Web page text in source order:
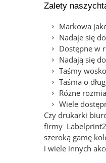
Zalety naszych
Markowa
Nadaje się
Dostępne w
Nadają się
Taśmy
Taśma o
Różne
Wiele
Czy drukarki
firmy
szeroką gamę
i wiele innych